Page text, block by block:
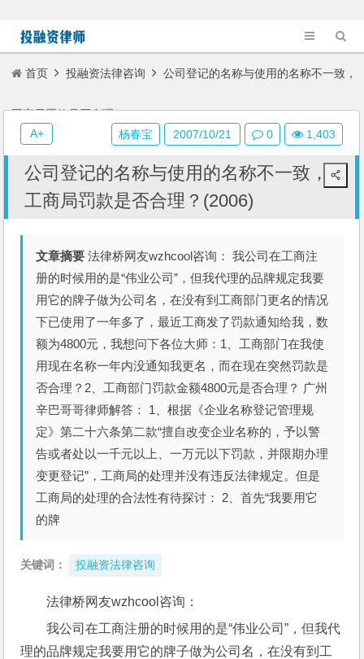
首页 投融资法律咨询 公司登记的名称与使用的名称不一致，
工商局罚款是否合理？(2006)
公司登记的名称与使用的名称不一致，
工商局罚款是否合理？(2006)
文章摘要 法律桥网友wzhcool咨询： 我公司在工商注
册的时候用的是“伟业公司”，但我代理的品牌规定我要
用它的牌子做为公司名，在没有到工商部门更名的情况
下已使用了一年多了，最近工商发了罚款通知给我，数
额为4800元，我想问下各位大师：1、工商部门在我使
用现在名称一年内没通知我更名，而在现在突然罚款是
否合理？2、工商部门罚款金额4800元是否合理？ 广州
辛巴哥哥律师解答： 1、根据《企业名称登记管理规
定》第二十六条第二款“擅自改变企业名称的，予以警
告或者处以一千元以上、一万元以下罚款，并限期办理
变更登记”，工商局的处理并没有违反法律规定。但是
工商局的处理的合法性有待探讨： 2、首先“我要用它
的牌
关键词： 投融资法律咨询
法律桥网友wzhcool咨询：
我公司在工商注册的时候用的是“伟业公司”，但我代
理的品牌规定我要用它的牌子做为公司名，在没有到工
杨春宝 2007/10/21 0 1,403
A+